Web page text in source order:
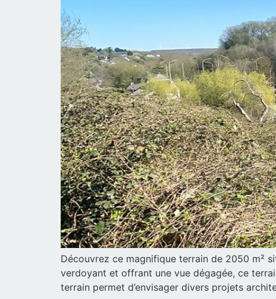
Découvrez ce magnifique terrain de 2050 m²
verdoyant et offrant une vue dégagée, ce
terrain permet d’envisager divers projets